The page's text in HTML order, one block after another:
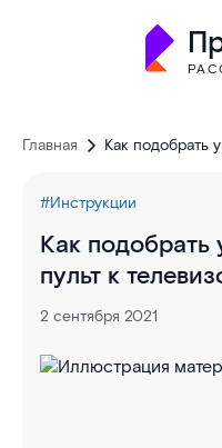
Главная Как подобрать
#Инструкции
Как подобрать
пульт к
2 сентября 2021